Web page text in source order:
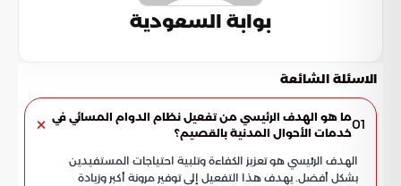
بوابة السعودية
الاسئلة الشائعة
01ما هو الهدف الرئيسي من تفعيل نظام الدوام المسائي في
خدمات الأحوال المدنية بالقصيم؟
الهدف الرئيسي هو تعزيز الكفاءة وتلبية احتياجات المستفيدين
بشكل أفضل. يهدف هذا التفعيل إلى توفير مرونة أكبر وزيادة